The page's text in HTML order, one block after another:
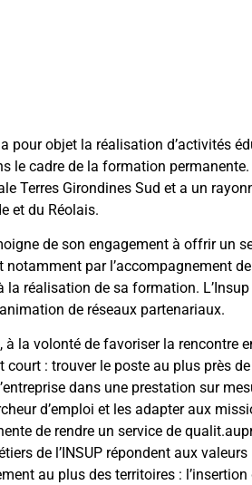
pour objet la réalisation d’activités
le cadre de la formation permanente.
Terres Girondines Sud et a un
et du Réolais.
de son engagement à offrir un
par l’accompagnement
réalisation de sa formation. L’Insup
de réseaux partenariaux.
à la volonté de favoriser la rencontre
court : trouver le poste au plus près
dans une prestation sur
d’emploi et les adapter aux
de rendre un service de
de l’INSUP répondent aux
au plus des territoires :